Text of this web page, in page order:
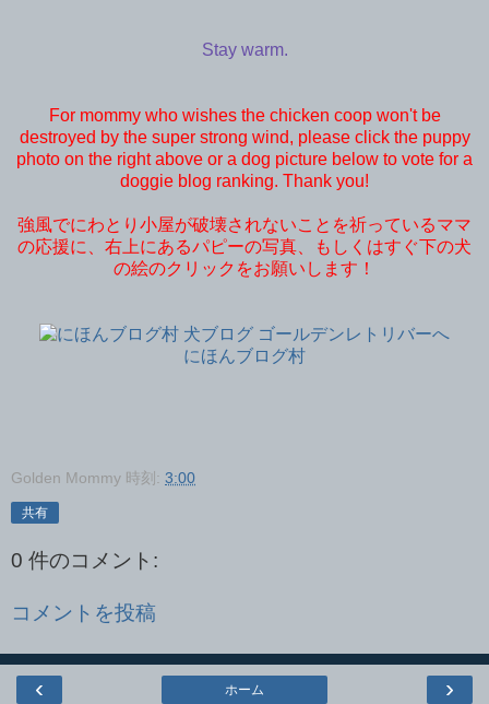
Stay warm.
For mommy who wishes the chicken coop won't be
destroyed by the super strong wind, please click the puppy
photo on the right above or a dog picture below to vote for a
doggie blog ranking. Thank you!
強風でにわとり小屋が破壊されないことを祈っているママ
の応援に、右上にあるパピーの写真、もしくはすぐ下の犬
の絵のクリックをお願いします！
にほんブログ村
Golden Mommy 時刻: 3:00
共有
0 件のコメント:
コメントを投稿
‹ ›
ホーム